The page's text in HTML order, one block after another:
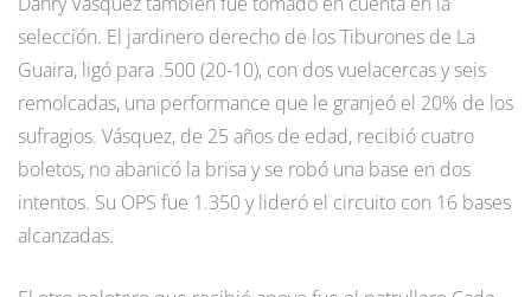
selección. El jardinero derecho de los Tiburones de La
Guaira, ligó para .500 (20-10), con dos vuelacercas y seis
remolcadas, una performance que le granjeó el 20% de los
sufragios. Vásquez, de 25 años de edad, recibió cuatro
boletos, no abanicó la brisa y se robó una base en dos
intentos. Su OPS fue 1.350 y lideró el circuito con 16 bases
alcanzadas.